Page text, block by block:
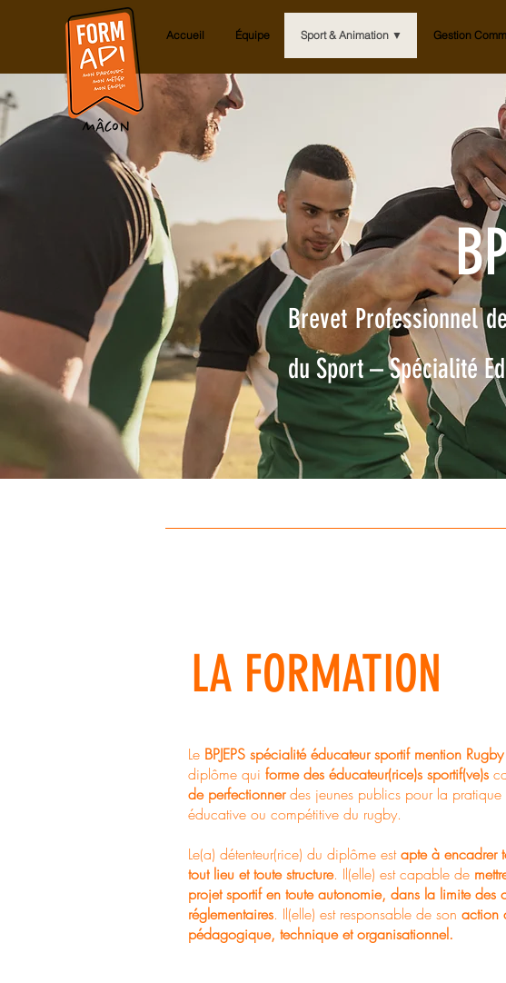
Accueil Équipe Sport & Animation ▼ Gestion
Brevet Professionnel
du Sport – Spécialité
LA FORMATION
Le BPJEPS spécialité éducateur sportif mention
diplôme qui forme des éducateur(rice)s sportif(ve)s
de perfectionnerdes jeunes publics pour la pratique
éducative ou compétitive du rugby.
Le(a) détenteur(rice) du diplôme estapte à encadrer
tout lieu et toute structure. Il(elle) est capable de
projet sportif en toute autonomie, dans la limite des
réglementaires. Il(elle) est responsable de son action
pédagogique, technique et organisationnel.